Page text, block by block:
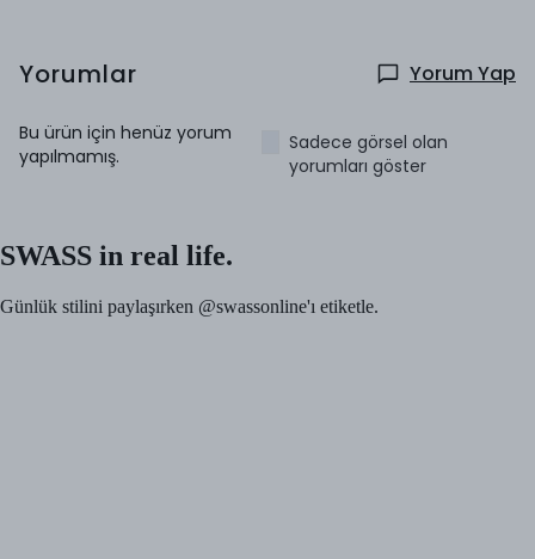
Yorumlar Yorum Yap
Bu ürün için henüz yorum
yapılmamış.
Sadece görsel olan
yorumları göster